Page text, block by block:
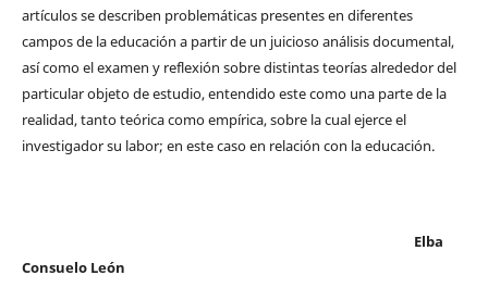
artículos se describen problemáticas presentes en diferentes
campos de la educación a partir de un juicioso análisis documental,
así como el examen y reflexión sobre distintas teorías alrededor del
particular objeto de estudio, entendido este como una parte de la
realidad, tanto teórica como empírica, sobre la cual ejerce el
investigador su labor; en este caso en relación con la educación.
Elba
Consuelo León